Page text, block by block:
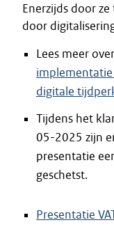
Enerzijds door
door
Lees meer over
digitale
Tijdens het
05-2025 zijn
presentatie
geschetst.
Presentatie